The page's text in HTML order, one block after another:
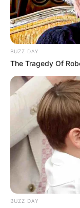
BUZZ DAY
The Tragedy Of
BUZZ DAY